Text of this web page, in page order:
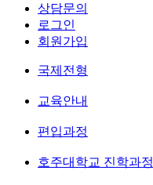
상담문의
로그인
회원가입
국제전형
교육안내
편입과정
호주대학교 진학과정